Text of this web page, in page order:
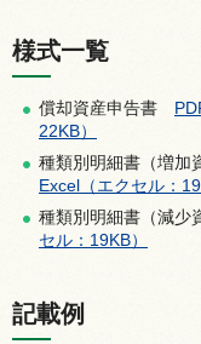
様式一覧
償却資産申告書
22KB）
種類別明細書（増加
Excel（エクセル：
種類別明細書（減少
セル：19KB）
記載例